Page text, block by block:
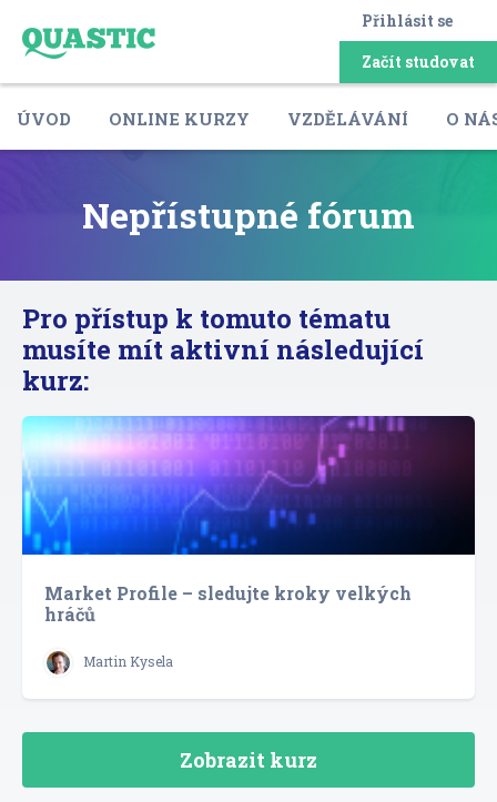
Přihlásit se
Začít studovat
ÚVOD ONLINE KURZY VZDĚLÁVÁNÍ O
Nepřístupné fórum
Pro přístup k tomuto tématu
musíte mít aktivní následující
kurz:
Market Profile – sledujte kroky velkých
hráčů
Martin Kysela
Zobrazit kurz